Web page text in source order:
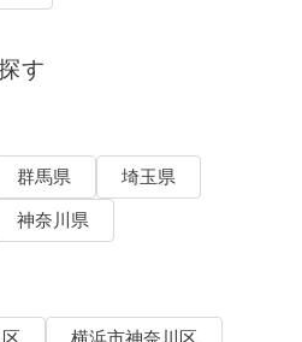
す
群馬県
埼玉県
神奈川県